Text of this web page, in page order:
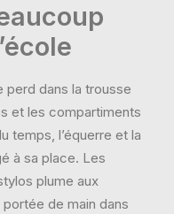
perd dans la trousse
et les compartiments
temps, l’équerre et la
à sa place. Les
plume aux
de main dans